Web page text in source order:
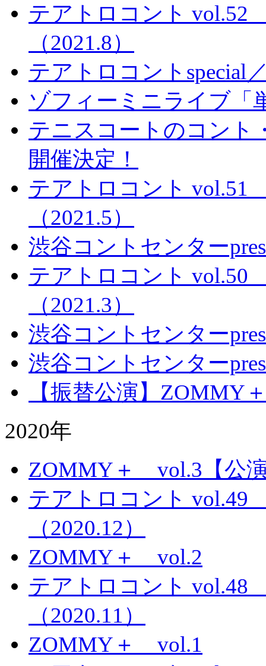
テアトロコント
（2021.8）
テアトロコントspecial
ゾフィーミニライブ「
テニスコートのコント
開催決定！
テアトロコント
（2021.5）
渋谷コントセンター
テアトロコント
（2021.3）
渋谷コントセンター
渋谷コントセンター
【振替公演】ZOMMY
2020年
ZOMMY＋ vol.3【公
テアトロコント
（2020.12）
ZOMMY＋ vol.2
テアトロコント
（2020.11）
ZOMMY＋ vol.1